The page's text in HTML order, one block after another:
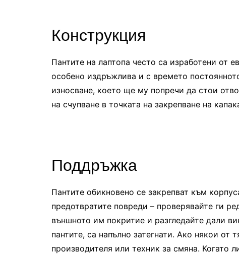
Конструкция
Пантите на лаптопа често са изработени от
особено издръжлива и с времето
износване, което ще му попречи да стои
на счупване в точката на закрепване на
Поддръжка
Пантите обикновено се закрепват към
предотвратите повреди – проверявайте ги
външното им покритие и разгледайте дали
пантите, са напълно затегнати. Ако някои от
производителя или техник за смяна. Когато